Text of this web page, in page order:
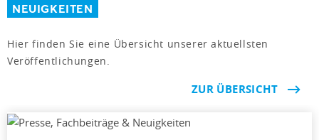
NEUIGKEITEN
Hier finden Sie eine Übersicht unserer aktuellsten
Veröffentlichungen.
ZUR ÜBERSICHT